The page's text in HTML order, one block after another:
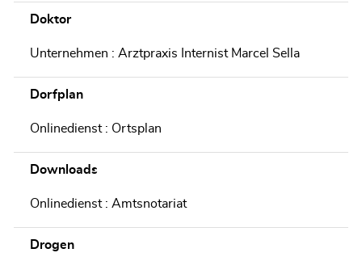
Doktor
Unternehmen : Arztpraxis Internist Marcel Sella
Dorfplan
Onlinedienst : Ortsplan
Downloads
Onlinedienst : Amtsnotariat
Drogen